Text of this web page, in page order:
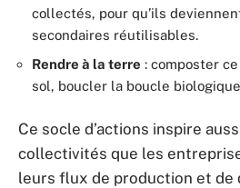
collectés, pour qu’ils
secondaires réutilisables.
Rendre à la terre : composter
sol, boucler la boucle
Ce socle d’actions inspire
collectivités que les
leurs flux de production et de